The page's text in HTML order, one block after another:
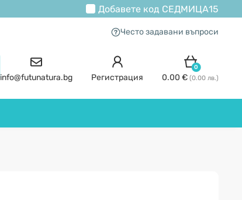
Добавете код СЕДМИЦА15
Често задавани въпроси
info@futunatura.bg Регистрация
0
0.00 € (0.00 лв.)